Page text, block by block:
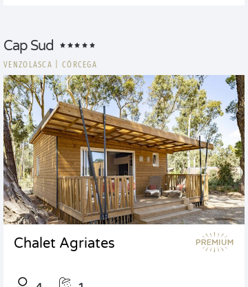
Cap Sud
VENZOLASCA CÓRCEGA
Chalet Agriates